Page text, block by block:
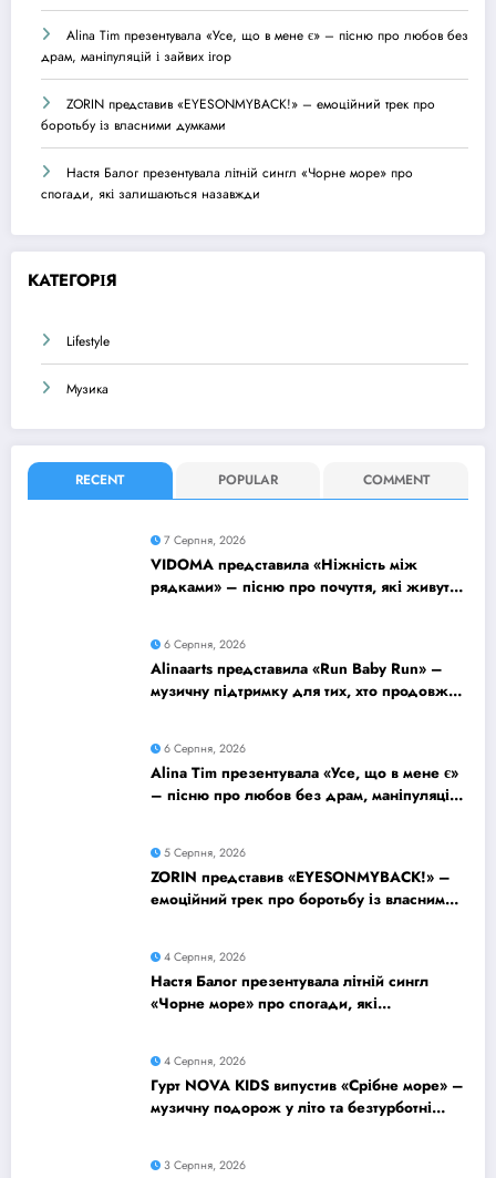
Alina Tim презентувала «Усе, що в мене є» – пісню про любов без
драм, маніпуляцій і зайвих ігор
ZORIN представив «EYESONMYBACK!» – емоційний трек про
боротьбу із власними думками
Настя Балог презентувала літній сингл «Чорне море» про
спогади, які залишаються назавжди
КАТЕГОРІЯ
Lifestyle
Музика
RECENT POPULAR COMMENT
7 Серпня, 2026
VIDOMA представила «Ніжність між
рядками» – пісню про почуття, які живуть
6 Серпня, 2026
Alinaarts представила «Run Baby Run» –
музичну підтримку для тих, хто продовжує
6 Серпня, 2026
Alina Tim презентувала «Усе, що в мене є»
– пісню про любов без драм, маніпуляцій
5 Серпня, 2026
ZORIN представив «EYESONMYBACK!» –
емоційний трек про боротьбу із власними
4 Серпня, 2026
Настя Балог презентувала літній сингл
«Чорне море» про спогади, які
4 Серпня, 2026
Гурт NOVA KIDS випустив «Срібне море» –
музичну подорож у літо та безтурботні
3 Серпня, 2026